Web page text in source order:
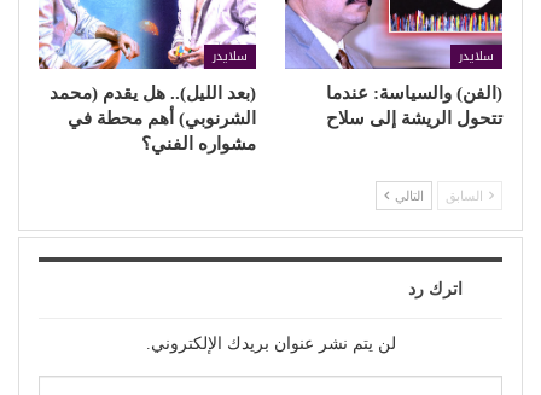
سلايدر
(الفن) والسياسة: عندما
تتحول الريشة إلى سلاح
سلايدر
(بعد الليل).. هل يقدم (محمد
الشرنوبي) أهم محطة في
مشواره الفني؟
السابق التالي
اترك رد
لن يتم نشر عنوان بريدك الإلكتروني.